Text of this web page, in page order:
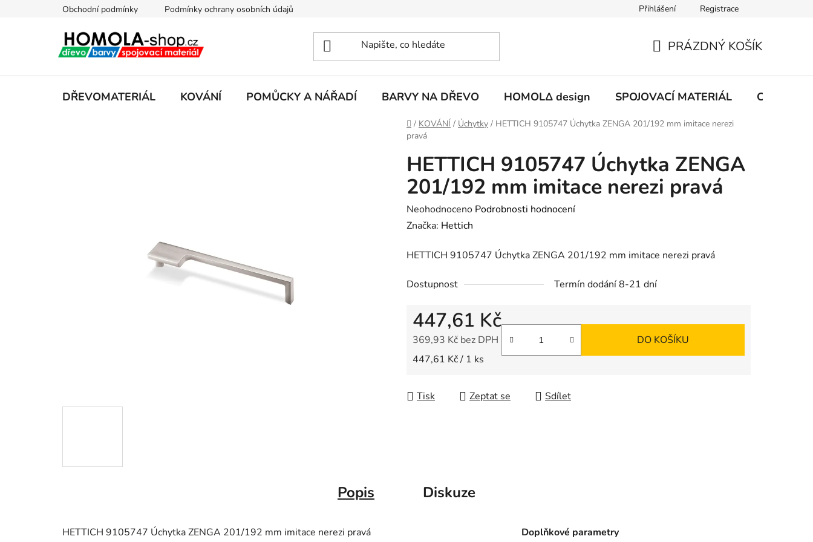
Obchodní podmínky Podmínky ochrany osobních údajů Přihlášení Registrace
KOŠÍK
PRÁZDNÝ KOŠÍK
DŘEVOMATERIÁL KOVÁNÍ POMŮCKY A NÁŘADÍ BARVY NA DŘEVO HOMOLΔ design SPOJOVACÍ MATERIÁL CHEMIE
Domů
/ KOVÁNÍ / Úchytky / HETTICH 9105747 Úchytka ZENGA 201/192 mm imitace nerezi
pravá
HETTICH 9105747 Úchytka ZENGA
201/192 mm imitace nerezi pravá
Průměrné
hodnocení
je
z
hvězdiček.
Neohodnoceno Podrobnosti hodnocení
Značka: Hettich
HETTICH 9105747 Úchytka ZENGA 201/192 mm imitace nerezi pravá
Dostupnost Termín dodání 8-21 dní
447,61 Kč
369,93 Kč bez DPH
Měrná cena:
447,61 Kč / 1 ks
DO KOŠÍKU
Tisk Zeptat se Sdílet
Popis Diskuze
HETTICH 9105747 Úchytka ZENGA 201/192 mm imitace nerezi pravá Doplňkové parametry